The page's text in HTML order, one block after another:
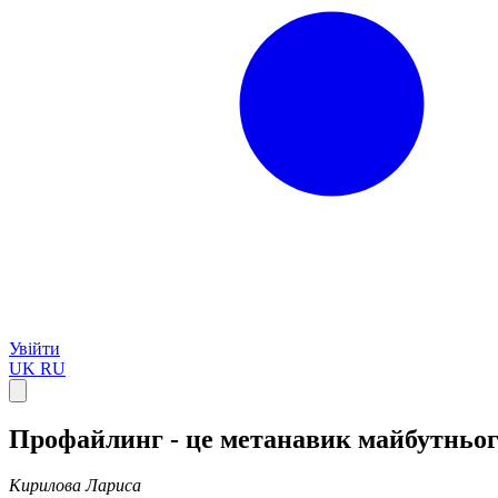
Увійти
UK RU
Профайлинг - це метанавик
Кирилова Лариса